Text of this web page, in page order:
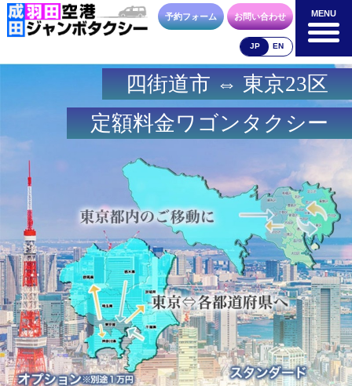
MENU
料金表
羽田空港
料金表
空港送迎以外
料金表
車種・荷物 お支払方法 合流方法
お問合せ 予約フォーム
予約フォーム お問い合わせ
JP EN
MENU
四街道市 ⇔ 東京23区
定額料金ワゴンタクシー